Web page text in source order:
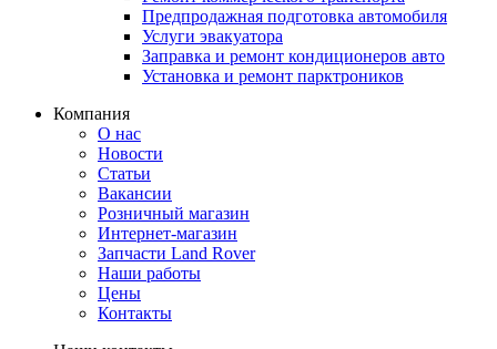
Предпродажная подготовка автомобиля
Услуги эвакуатора
Заправка и ремонт кондиционеров авто
Установка и ремонт парктроников
Компания
О нас
Новости
Статьи
Вакансии
Розничный магазин
Интернет-магазин
Запчасти Land Rover
Наши работы
Цены
Контакты